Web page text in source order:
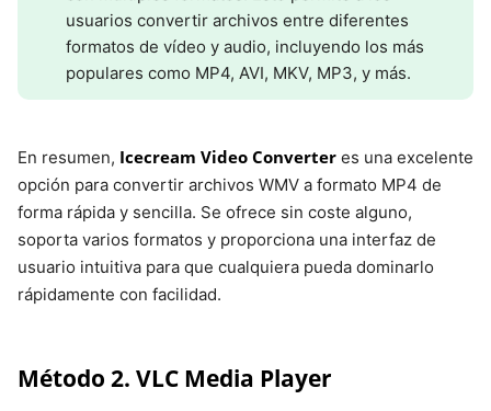
usuarios convertir archivos entre diferentes
formatos de vídeo y audio, incluyendo los más
populares como MP4, AVI, MKV, MP3, y más.
En resumen, Icecream Video Converter es una excelente
opción para convertir archivos WMV a formato MP4 de
forma rápida y sencilla. Se ofrece sin coste alguno,
soporta varios formatos y proporciona una interfaz de
usuario intuitiva para que cualquiera pueda dominarlo
rápidamente con facilidad.
Método 2. VLC Media Player